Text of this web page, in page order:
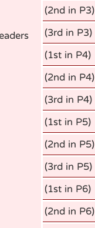
(2nd in P3)
(3rd in P3)
(1st in P4)
(2nd in P4)
(3rd in P4)
(1st in P5)
(2nd in P5)
(3rd in P5)
(1st in P6)
(2nd in P6)